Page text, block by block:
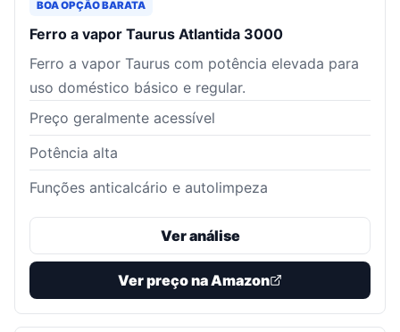
BOA OPÇÃO BARATA
Ferro a vapor Taurus Atlantida 3000
Ferro a vapor Taurus com potência elevada para
uso doméstico básico e regular.
Preço geralmente acessível
Potência alta
Funções anticalcário e autolimpeza
Ver análise
Ver preço na Amazon